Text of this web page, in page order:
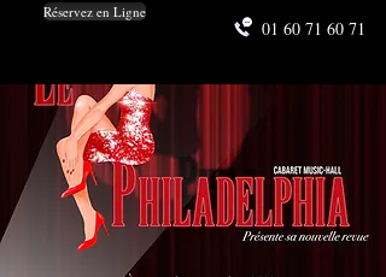
Réservez en Ligne
01 60 71 60 71